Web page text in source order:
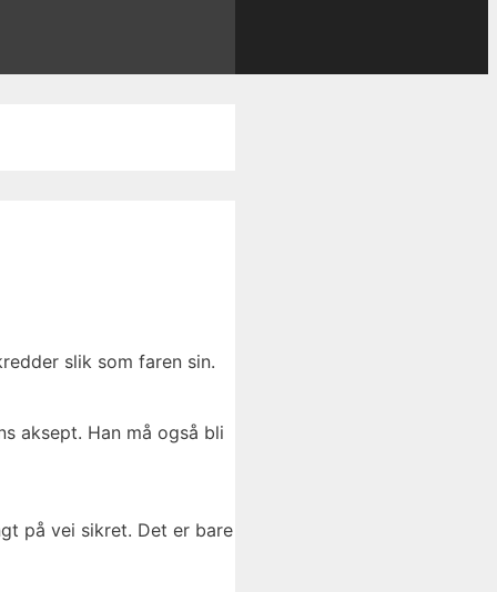
slik som faren sin.
aksept. Han må også bli
på vei sikret. Det er bare